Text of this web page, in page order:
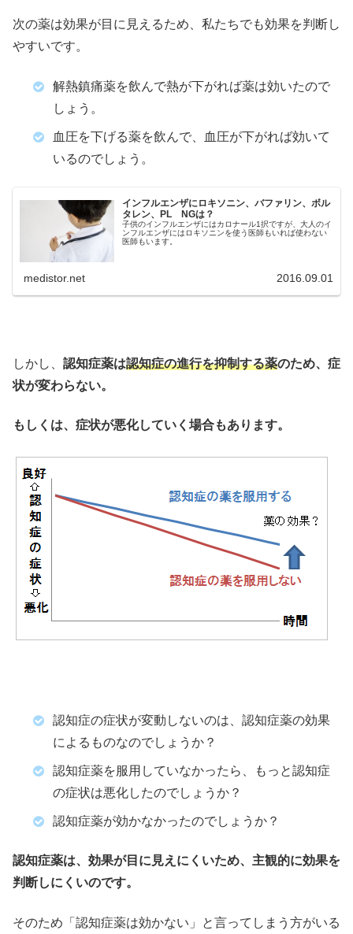
次の薬は効果が目に見えるため、私たちでも効果を判断し
やすいです。
解熱鎮痛薬を飲んで熱が下がれば薬は効いたので
しょう。
血圧を下げる薬を飲んで、血圧が下がれば効いて
いるのでしょう。
インフルエンザにロキソニン、バファリン、ボル
タレン、PL NGは？
子供のインフルエンザにはカロナール1択ですが、大人のイ
ンフルエンザにはロキソニンを使う医師もいれば使わない
医師もいます。
medistor.net 2016.09.01
しかし、 認知症薬は認知症の進行を抑制する薬のため、症
状が変わらない。
もしくは、症状が悪化していく場合もあります。
認知症の症状が変動しないのは、認知症薬の効果
によるものなのでしょうか？
認知症薬を服用していなかったら、もっと認知症
の症状は悪化したのでしょうか？
認知症薬が効かなかったのでしょうか？
認知症薬は、効果が目に見えにくいため、主観的に効果を
判断しにくいのです。
そのため「認知症薬は効かない」と言ってしまう方がいる